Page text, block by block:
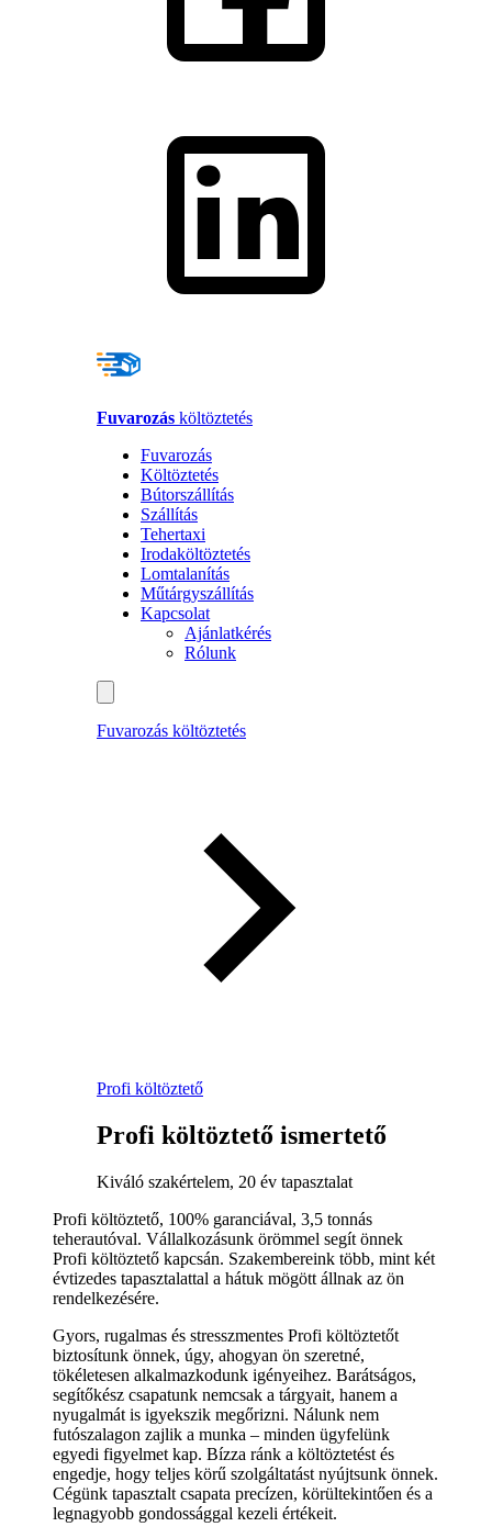
Fuvarozás költöztetés
Fuvarozás
Költöztetés
Bútorszállítás
Szállítás
Tehertaxi
Irodaköltöztetés
Lomtalanítás
Műtárgyszállítás
Kapcsolat
Ajánlatkérés
Rólunk
Fuvarozás költöztetés
Profi költöztető
Profi költöztető ismertető
Kiváló szakértelem, 20 év tapasztalat
Profi költöztető, 100% garanciával, 3,5 tonnás
teherautóval. Vállalkozásunk örömmel segít önnek
Profi költöztető kapcsán. Szakembereink több, mint két
évtizedes tapasztalattal a hátuk mögött állnak az ön
rendelkezésére.
Gyors, rugalmas és stresszmentes Profi költöztetőt
biztosítunk önnek, úgy, ahogyan ön szeretné,
tökéletesen alkalmazkodunk igényeihez. Barátságos,
segítőkész csapatunk nemcsak a tárgyait, hanem a
nyugalmát is igyekszik megőrizni. Nálunk nem
futószalagon zajlik a munka – minden ügyfelünk
egyedi figyelmet kap. Bízza ránk a költöztetést és
engedje, hogy teljes körű szolgáltatást nyújtsunk önnek.
Cégünk tapasztalt csapata precízen, körültekintően és a
legnagyobb gondossággal kezeli értékeit.